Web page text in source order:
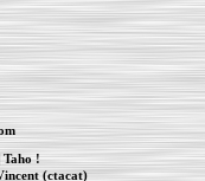
Taho !
(ctacat)